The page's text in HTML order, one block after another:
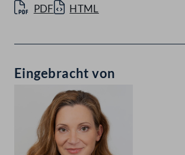
PDF
HTML
Eingebracht von